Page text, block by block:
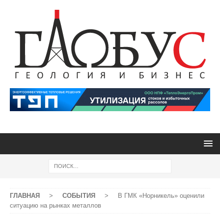
ГЛАВНАЯ > СОБЫТИЯ >
В ГМК «Норникель» оценили
ситуацию на рынках металлов